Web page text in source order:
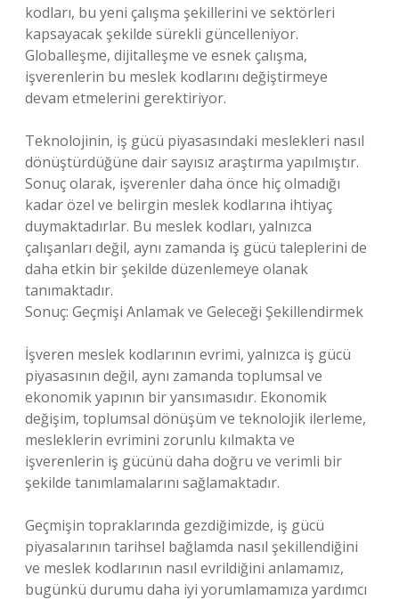
kodları, bu yeni çalışma şekillerini ve sektörleri
kapsayacak şekilde sürekli güncelleniyor.
Globalleşme, dijitalleşme ve esnek çalışma,
işverenlerin bu meslek kodlarını değiştirmeye
devam etmelerini gerektiriyor.
Teknolojinin, iş gücü piyasasındaki meslekleri nasıl
dönüştürdüğüne dair sayısız araştırma yapılmıştır.
Sonuç olarak, işverenler daha önce hiç olmadığı
kadar özel ve belirgin meslek kodlarına ihtiyaç
duymaktadırlar. Bu meslek kodları, yalnızca
çalışanları değil, aynı zamanda iş gücü taleplerini de
daha etkin bir şekilde düzenlemeye olanak
tanımaktadır.
Sonuç: Geçmişi Anlamak ve Geleceği Şekillendirmek
İşveren meslek kodlarının evrimi, yalnızca iş gücü
piyasasının değil, aynı zamanda toplumsal ve
ekonomik yapının bir yansımasıdır. Ekonomik
değişim, toplumsal dönüşüm ve teknolojik ilerleme,
mesleklerin evrimini zorunlu kılmakta ve
işverenlerin iş gücünü daha doğru ve verimli bir
şekilde tanımlamalarını sağlamaktadır.
Geçmişin topraklarında gezdiğimizde, iş gücü
piyasalarının tarihsel bağlamda nasıl şekillendiğini
ve meslek kodlarının nasıl evrildiğini anlamamız,
bugünkü durumu daha iyi yorumlamamıza yardımcı